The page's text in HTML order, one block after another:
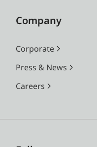
Company
Corporate
Press & News
Careers